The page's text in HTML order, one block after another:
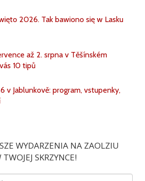
2026. Tak bawiono się w Lasku
až 2. srpna v Těšínském
10 tipů
v Jablunkově: program, vstupenky,
WYDARZENIA NA ZAOLZIU
TWOJEJ SKRZYNCE!